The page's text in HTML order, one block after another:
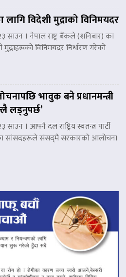
विदेशी मुद्राको विनिमयदर
साउन । नेपाल राष्ट्र बैंकले (शनिबार) का
मुद्राहरूको विनिमयदर निर्धारण गरेको
भावुक बने प्रधानमन्त्री
लड्नुपर्छ’
साउन । आफ्नै दल राष्ट्रिय स्वतन्त्र पार्टी
सांसदहरूले संसद्‌मै सरकारको आलोचना